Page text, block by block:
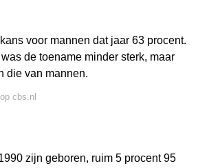
voor mannen dat jaar 63 procent.
de toename minder sterk, maar
die van mannen.
cbs.nl
zijn geboren, ruim 5 procent 95